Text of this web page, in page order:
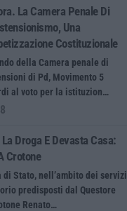
La Camera Penale Di
Una
Costituzionale
della Camera penale di
di Pd, Movimento 5
al voto per la istituzion…
Droga E Devasta Casa:
Crotone
di Stato, nell’ambito dei servizi
predisposti dal Questore
Renato…